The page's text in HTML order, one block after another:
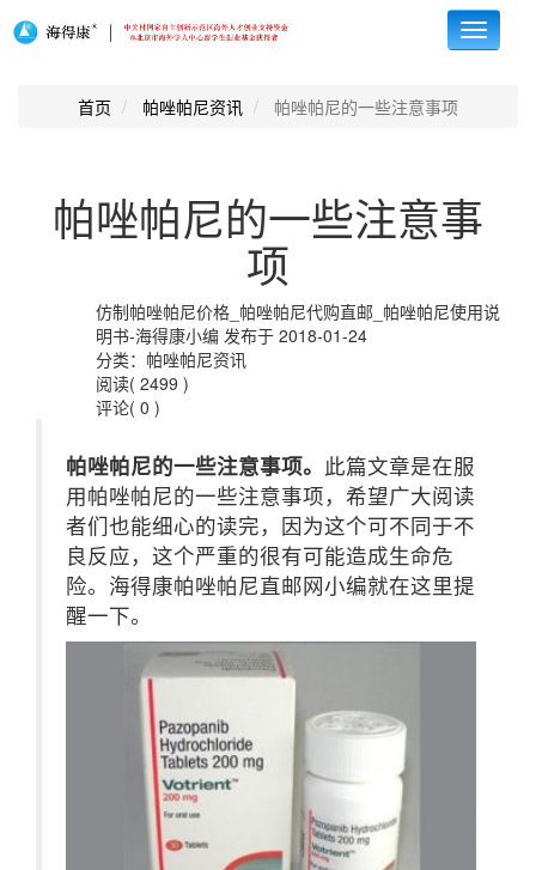
Toggle
首页 帕唑帕尼资讯 帕唑帕尼的一些注意事项
帕唑帕尼的一些注意事
项
仿制帕唑帕尼价格_帕唑帕尼代购直邮_帕唑帕尼使用说
明书-海得康小编 发布于 2018-01-24
分类：帕唑帕尼资讯
阅读( 2499 )
评论( 0 )
帕唑帕尼的一些注意事项。 此篇文章是在服
用帕唑帕尼的一些注意事项，希望广大阅读
者们也能细心的读完，因为这个可不同于不
良反应，这个严重的很有可能造成生命危
险。海得康帕唑帕尼直邮网小编就在这里提
醒一下。